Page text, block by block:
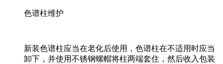
色谱柱维护
新装色谱柱应当在老化后使用，色谱柱在不适用时应当
卸下，并使用不锈钢螺帽将柱两端套住，然后收入包装